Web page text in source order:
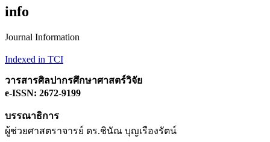
info
Journal Information
Indexed in TCI
วารสารศิลปากรศึกษาศาสตร์วิจัย
e-ISSN: 2672-9199
บรรณาธิการ
ผู้ช่วยศาสตราจารย์ ดร.ชินัณ บุญเรืองรัตน์